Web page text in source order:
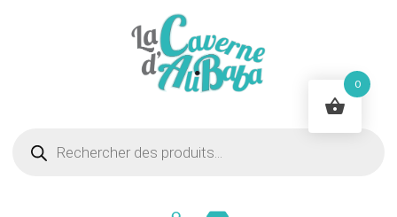
produits
0